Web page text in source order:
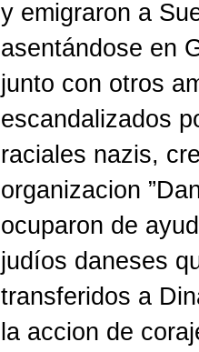
y emigraron a
asentándose en
junto con otros
escandalizados
raciales nazis,
organizacion
ocuparon de
judíos daneses
transferidos a
la accion de